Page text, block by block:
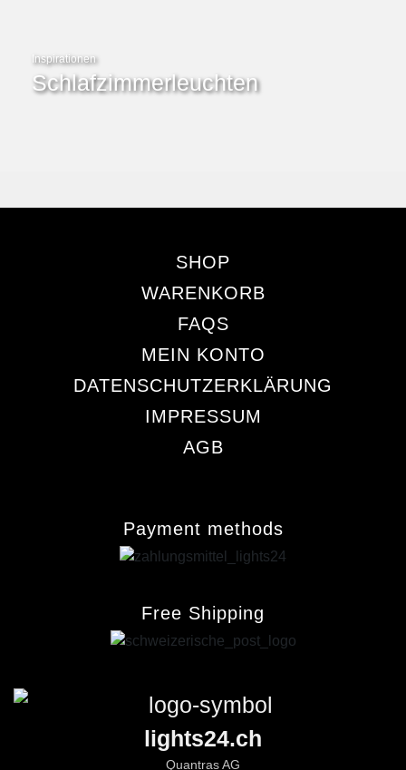
Inspirationen
Schlafzimmerleuchten
SHOP
WARENKORB
FAQS
MEIN KONTO
DATENSCHUTZERKLÄRUNG
IMPRESSUM
AGB
Payment methods
Free Shipping
lights24.ch
Quantras AG